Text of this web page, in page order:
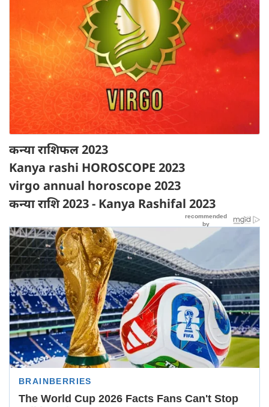
कन्या राशिफल 2023
Kanya rashi HOROSCOPE 2023
virgo annual horoscope 2023
कन्या राशि 2023 - Kanya Rashifal 2023